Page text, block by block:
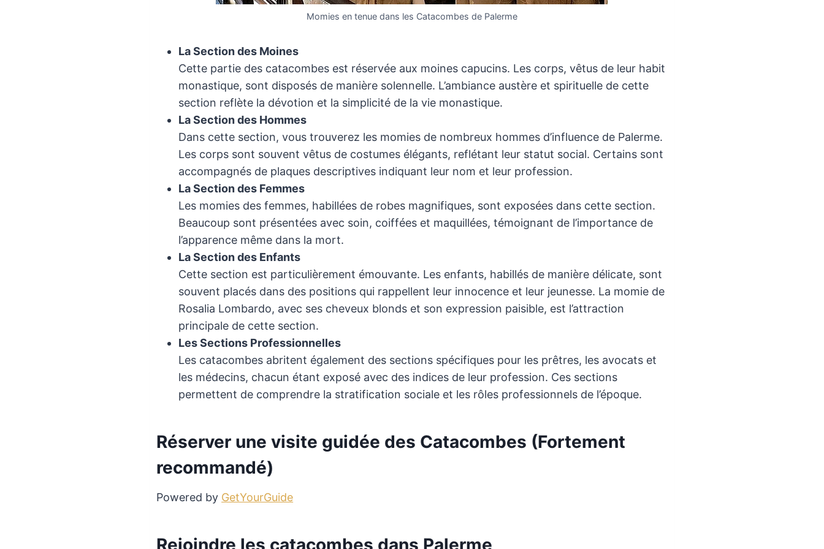
Momies en tenue dans les Catacombes de Palerme
La Section des Moines
Cette partie des catacombes est réservée aux moines capucins. Les corps, vêtus de leur habit
monastique, sont disposés de manière solennelle. L’ambiance austère et spirituelle de cette
section reflète la dévotion et la simplicité de la vie monastique.
La Section des Hommes
Dans cette section, vous trouverez les momies de nombreux hommes d’influence de Palerme.
Les corps sont souvent vêtus de costumes élégants, reflétant leur statut social. Certains sont
accompagnés de plaques descriptives indiquant leur nom et leur profession.
La Section des Femmes
Les momies des femmes, habillées de robes magnifiques, sont exposées dans cette section.
Beaucoup sont présentées avec soin, coiffées et maquillées, témoignant de l’importance de
l’apparence même dans la mort.
La Section des Enfants
Cette section est particulièrement émouvante. Les enfants, habillés de manière délicate, sont
souvent placés dans des positions qui rappellent leur innocence et leur jeunesse. La momie de
Rosalia Lombardo, avec ses cheveux blonds et son expression paisible, est l’attraction
principale de cette section.
Les Sections Professionnelles
Les catacombes abritent également des sections spécifiques pour les prêtres, les avocats et
les médecins, chacun étant exposé avec des indices de leur profession. Ces sections
permettent de comprendre la stratification sociale et les rôles professionnels de l’époque.
Réserver une visite guidée des Catacombes (Fortement
recommandé)
Powered by GetYourGuide
Rejoindre les catacombes dans Palerme